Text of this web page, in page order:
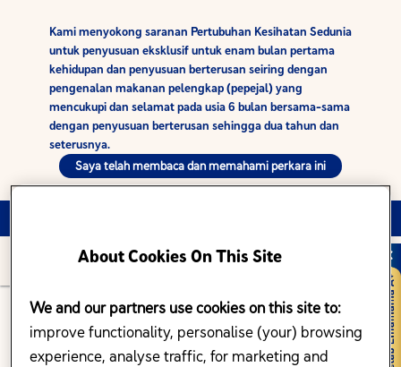
Kami menyokong saranan Pertubuhan Kesihatan Sedunia
untuk penyusuan eksklusif untuk enam bulan pertama
kehidupan dan penyusuan berterusan seiring dengan
pengenalan makanan pelengkap (pepejal) yang
mencukupi dan selamat pada usia 6 bulan bersama-sama
dengan penyusuan berterusan sehingga dua tahun dan
seterusnya.
Saya telah membaca dan memahami perkara ini
TEBUS FAEDAH EKSKLUSIF SEBAGAI
AHLI KELAB ENFAMAMA A+
About Cookies On This Site
We and our partners use cookies on this site to:
improve functionality, personalise (your) browsing
experience, analyse traffic, for marketing and